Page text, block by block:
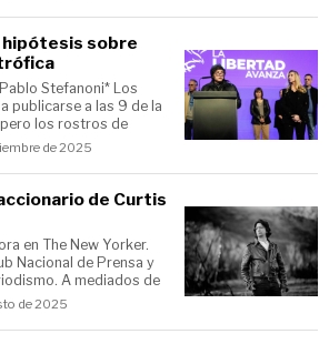
hipótesis sobre
Stefanoni* Los
publicarse a las 9 de la
los rostros de
de 2025
de Curtis
en The New Yorker.
Nacional de Prensa y
A mediados de
de 2025